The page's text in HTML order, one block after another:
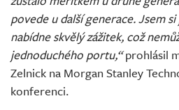
povede u další generace. Jsem
nabídne skvělý zážitek, což
jednoduchého portu,“prohlásil
Zelnick na Morgan Stanley
konferenci.